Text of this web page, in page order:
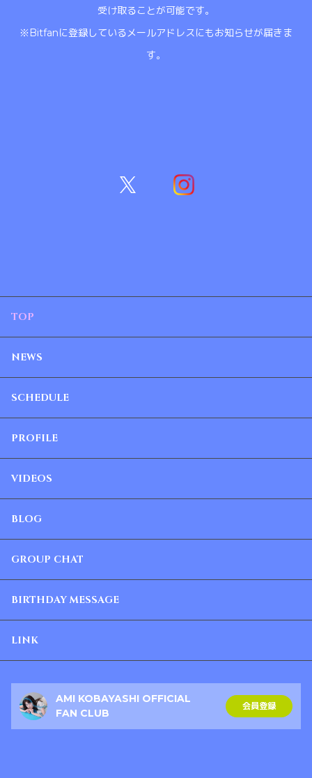
受け取ることが可能です。
※Bitfanに登録しているメールアドレスにもお知らせが届きま
す。
TOP
NEWS
SCHEDULE
PROFILE
VIDEOS
BLOG
GROUP CHAT
BIRTHDAY MESSAGE
LINK
AMI KOBAYASHI OFFICIAL
FAN CLUB
会員登録